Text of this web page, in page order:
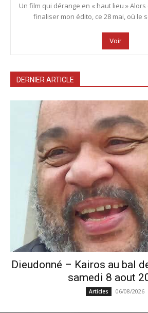
Un film qui dérange en « haut lieu » Alors
finaliser mon édito, ce 28 mai, où le
Voir
DERNIER ARTICLE
Dieudonné – Kairos au bal
samedi 8 aout
Articles 06/08/2026